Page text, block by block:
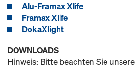
Alu-Framax Xlife
Framax Xlife
DokaXlight
DOWNLOADS
Hinweis: Bitte beachten Sie unsere